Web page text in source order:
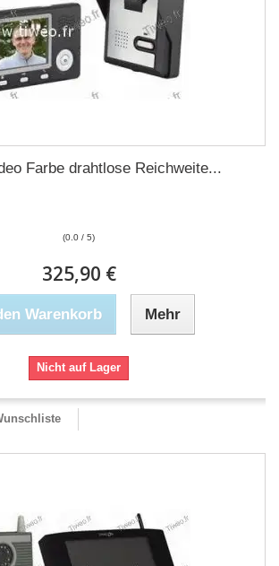
Farbe drahtlose Reichweite...
(0.0 / 5)
325,90 €
Warenkorb Mehr
Nicht auf Lager